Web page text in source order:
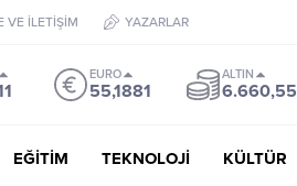
VE İLETİŞİM YAZARLAR
EURO
55,1881
ALTIN
6.660,55
EĞİTİM TEKNOLOJİ KÜLTÜR